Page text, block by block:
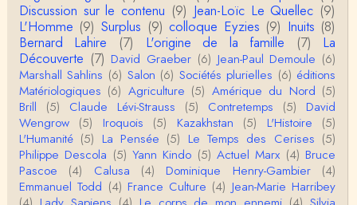
roland chaudat
Tout à fait d'accord avec vous et quant à Leacock j
e n'ai lu qu'un de ses ouvrages et il…
Anonymous
Homo sapiens a clairement évolué depuis 300 00
0 ans. Tout d'abord, il y a la différence notable …
Christophe Darmangeat
Cet article apporte de l'eau à mon moulin (si j'ose
dire) en appuyant la réalité des torture…
Discussion sur le contenu (9) Jean-Loïc Le Quellec (9)
L'Homme (9) Surplus (9) colloque Eyzies (9) Inuits (8)
Bernard Lahire
(7) L'origine de la famille (7)
La
Découverte (7) David Graeber (6) Jean-Paul Demoule (6)
Marshall Sahlins (6) Salon (6) Sociétés plurielles (6) éditions
Matériologiques (6) Agriculture (5) Amérique du Nord (5)
Brill
(5) Claude Lévi-Strauss (5) Contretemps (5)
David
Wengrow (5) Iroquois (5) Kazakhstan (5) L'Histoire
(5)
L'Humanité (5) La Pensée (5) Le Temps des Cerises (5)
Philippe Descola (5) Yann Kindo (5) Actuel Marx (4) Bruce
Pascoe
(4) Calusa (4) Dominique Henry-Gambier
(4)
Emmanuel Todd (4) France Culture (4) Jean-Marie Harribey